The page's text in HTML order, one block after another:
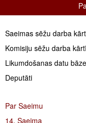
Saeimas sēžu darba
Komisiju sēžu darba
Likumdošanas datu bāze
Deputāti
Par Saeimu
14. Saeima